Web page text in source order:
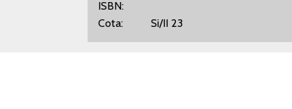
ISBN:
Cota: Si/II 23